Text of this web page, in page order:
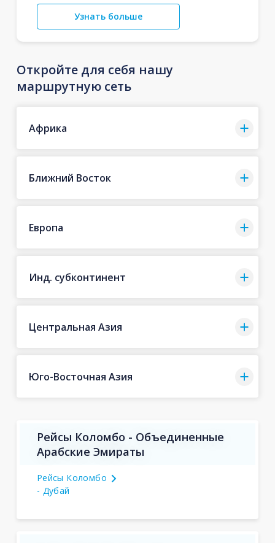
Узнать больше
Откройте для себя нашу
маршрутную сеть
Африка
Ближний Восток
Европа
Инд. субконтинент
Центральная Азия
Юго-Восточная Азия
Рейсы Коломбо - Объединенные
Арабские Эмираты
Рейсы Коломбо
- Дубай